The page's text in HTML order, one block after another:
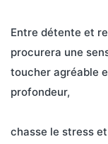
Entre détente et
procurera une
toucher agréable
profondeur,
chasse le stress